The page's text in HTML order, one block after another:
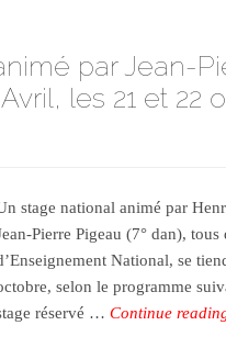
par Jean-
les 21 et 22
stage national animé par
Pierre Pigeau (7° dan),
National, se
selon le programme
réservé …Continue